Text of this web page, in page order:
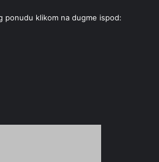
ponudu klikom na dugme ispod: